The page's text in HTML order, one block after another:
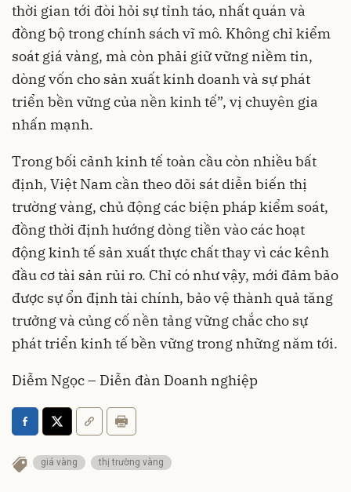
thời gian tới đòi hỏi sự tỉnh táo, nhất quán và
đồng bộ trong chính sách vĩ mô. Không chỉ kiểm
soát giá vàng, mà còn phải giữ vững niềm tin,
dòng vốn cho sản xuất kinh doanh và sự phát
triển bền vững của nền kinh tế”, vị chuyên gia
nhấn mạnh.
Trong bối cảnh kinh tế toàn cầu còn nhiều bất
định, Việt Nam cần theo dõi sát diễn biến thị
trường vàng, chủ động các biện pháp kiểm soát,
đồng thời định hướng dòng tiền vào các hoạt
động kinh tế sản xuất thực chất thay vì các kênh
đầu cơ tài sản rủi ro. Chỉ có như vậy, mới đảm bảo
được sự ổn định tài chính, bảo vệ thành quả tăng
trưởng và củng cố nền tảng vững chắc cho sự
phát triển kinh tế bền vững trong những năm tới.
Diễm Ngọc – Diễn đàn Doanh nghiệp
giá vàng thị trường vàng